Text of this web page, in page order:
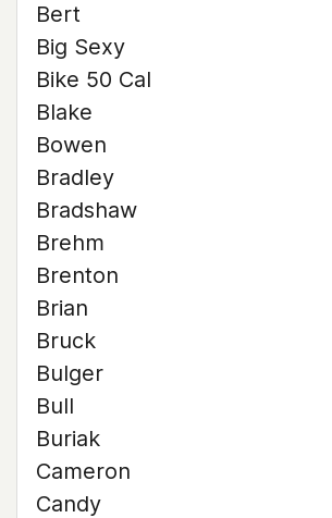
Bert
Big Sexy
Bike 50 Cal
Blake
Bowen
Bradley
Bradshaw
Brehm
Brenton
Brian
Bruck
Bulger
Bull
Buriak
Cameron
Candy